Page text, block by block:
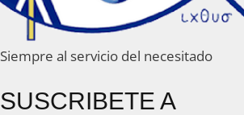
Siempre al servicio del necesitado
SUSCRIBETE A